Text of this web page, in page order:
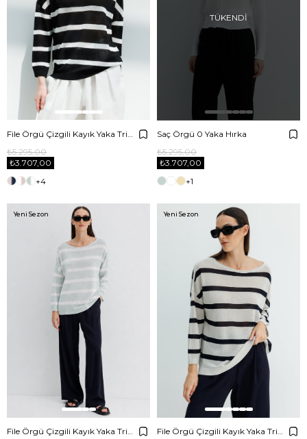
₺3.707,00
₺5.295,00
+4
TÜKENDI
Saç Örgü 0 Yaka Hırka
₺3.707,00
₺5.295,00
+1
File Örgü Çizgili Kayık Yaka Triko
Yeni Sezon
File Örgü Çizgili Kayık Yaka Triko
Yeni Sezon